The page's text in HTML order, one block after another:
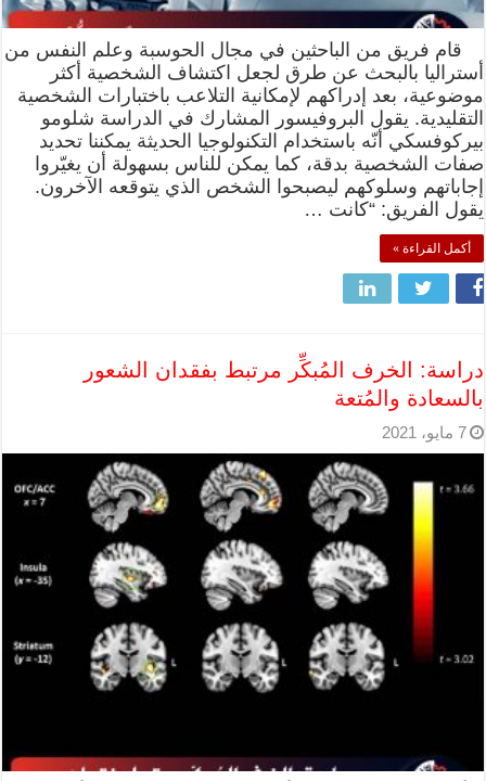
قام فريق من الباحثين في مجال الحوسبة وعلم النفس من
أستراليا بالبحث عن طرق لجعل اكتشاف الشخصية أكثر
موضوعية، بعد إدراكهم لإمكانية التلاعب باختبارات الشخصية
التقليدية. يقول البروفيسور المشارك في الدراسة شلومو
بيركوفسكي أنّه باستخدام التكنولوجيا الحديثة يمكننا تحديد
صفات الشخصية بدقة، كما يمكن للناس بسهولة أن يغيّروا
إجاباتهم وسلوكهم ليصبحوا الشخص الذي يتوقعه الآخرون.
يقول الفريق: “كانت …
أكمل القراءة »
دراسة: الخرف المُبكِّر مرتبط بفقدان الشعور
بالسعادة والمُتعة
7 مايو، 2021